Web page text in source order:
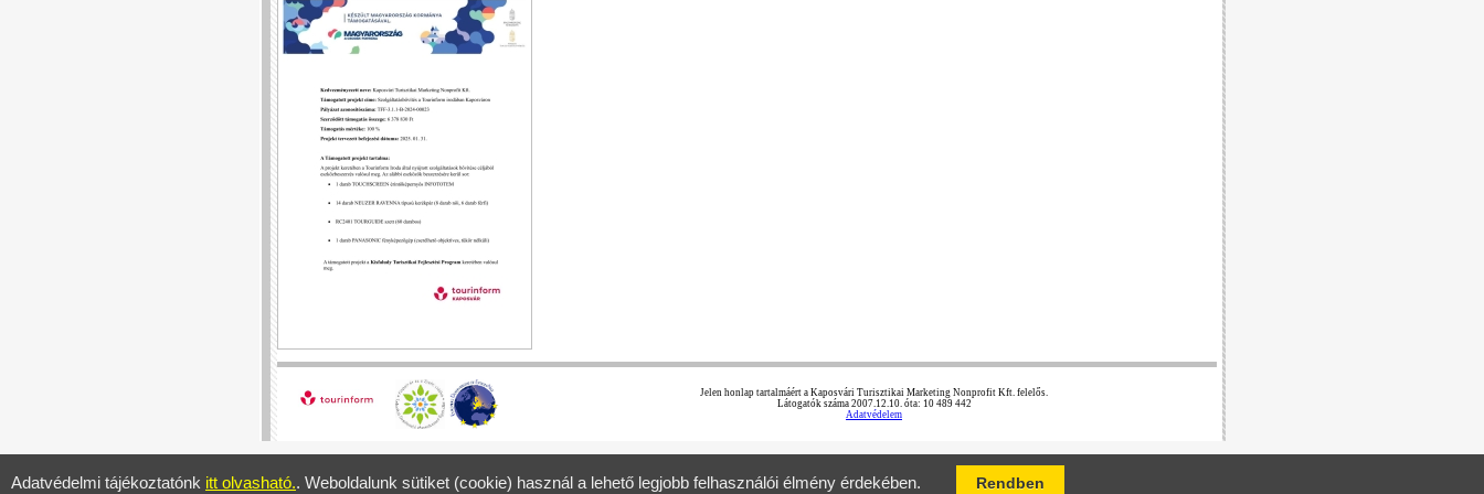
Jelen honlap tartalmáért a Kaposvári Turisztikai Marketing Nonprofit Kft. felelős.
Látogatók száma 2007.12.10. óta: 10 489 442
Adatvédelem
Adatvédelmi tájékoztatónk itt olvasható.. Weboldalunk sütiket (cookie) használ a lehető legjobb felhasználói élmény érdekében. Rendben